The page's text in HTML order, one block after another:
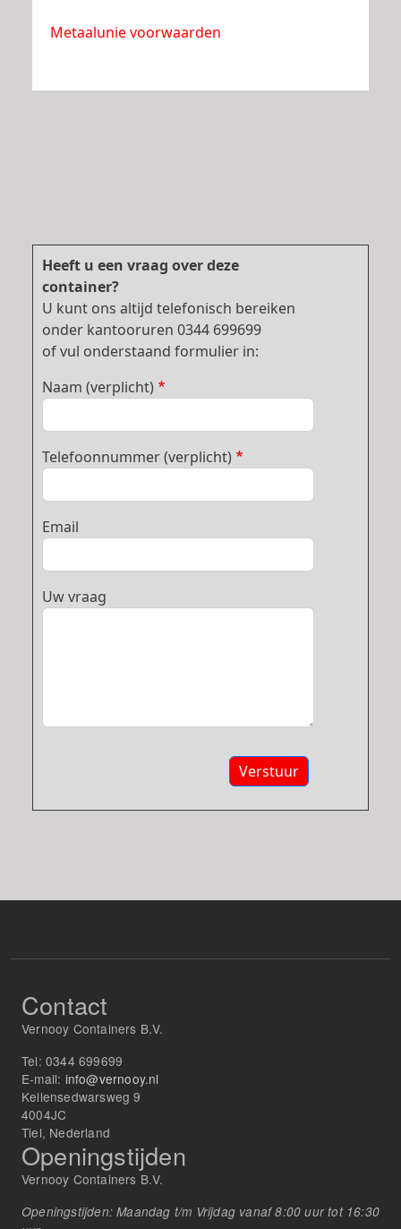
Metaalunie voorwaarden
Heeft u een vraag over deze
container?
U kunt ons altijd telefonisch bereiken
onder kantooruren 0344 699699
of vul onderstaand formulier in:
Naam (verplicht)
Telefoonnummer (verplicht)
Email
Uw vraag
Verstuur
Contact
Vernooy Containers B.V.
Tel: 0344 699699
E-mail: info@vernooy.nl
Kellensedwarsweg 9
4004JC
Tiel, Nederland
Openingstijden
Vernooy Containers B.V.
Openingstijden: Maandag t/m Vrijdag vanaf 8:00 uur tot 16:30